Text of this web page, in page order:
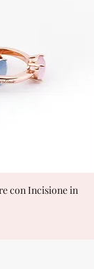
con Incisione in